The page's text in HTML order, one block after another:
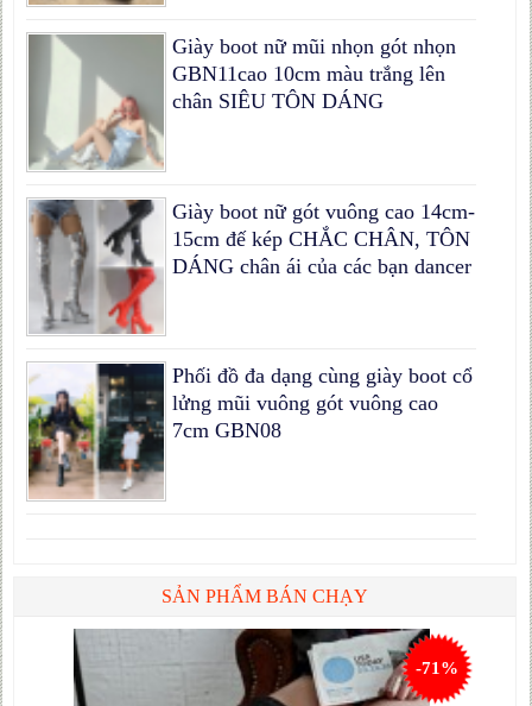
Giày boot nữ mũi nhọn gót nhọn
GBN11cao 10cm màu trắng lên
chân SIÊU TÔN DÁNG
Giày boot nữ gót vuông cao 14cm-
15cm đế kép CHẮC CHÂN, TÔN
DÁNG chân ái của các bạn dancer
Phối đồ đa dạng cùng giày boot cổ
lửng mũi vuông gót vuông cao
7cm GBN08
SẢN PHẨM BÁN CHẠY
-71%